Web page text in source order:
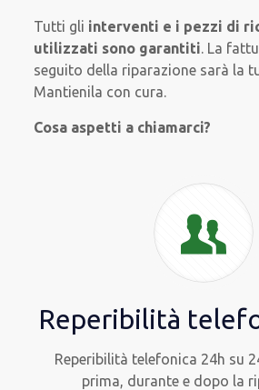
Tutti gli interventi e i pezzi di
utilizzati sono garantiti. La
seguito della riparazione sarà la
Mantienila con cura.
Cosa aspetti a chiamarci?
Reperibilità
Reperibilità telefonica 24h su
prima, durante e dopo la